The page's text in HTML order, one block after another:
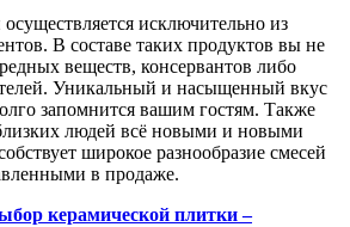
исключительно из
В составе таких продуктов вы не
веществ, консервантов либо
Уникальный и насыщенный вкус
запомнится вашим гостям. Также
людей всё новыми и новыми
широкое разнообразие смесей
в продаже.
керамической плитки –